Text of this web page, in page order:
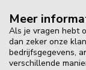
Meer
Als je vragen hebt
dan zeker onze
bedrijfsgegevens,
verschillende